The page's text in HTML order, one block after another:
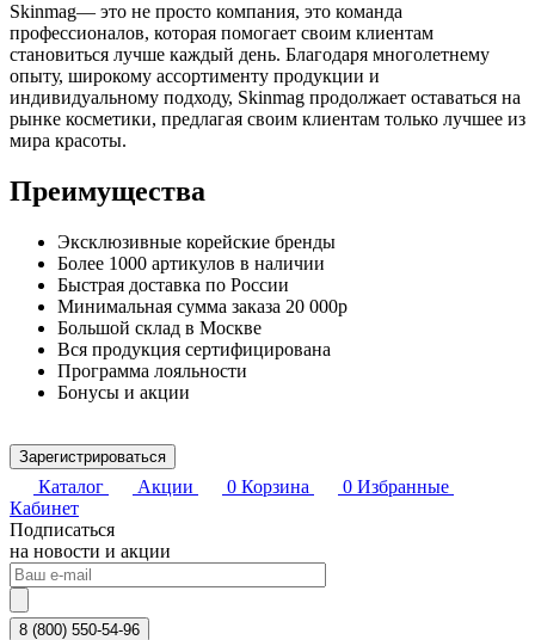
Skinmag— это не просто компания, это команда
профессионалов, которая помогает своим клиентам
становиться лучше каждый день. Благодаря многолетнему
опыту, широкому ассортименту продукции и
индивидуальному подходу, Skinmag продолжает оставаться на
рынке косметики, предлагая своим клиентам только лучшее из
мира красоты.
Преимущества
Эксклюзивные корейские бренды
Более 1000 артикулов в наличии
Быстрая доставка по России
Минимальная сумма заказа 20 000р
Большой склад в Москве
Вся продукция сертифицирована
Программа лояльности
Бонусы и акции
Зарегистрироваться
Каталог Акции 0 Корзина 0 Избранные
Кабинет
Подписаться
на новости и акции
8 (800) 550-54-96